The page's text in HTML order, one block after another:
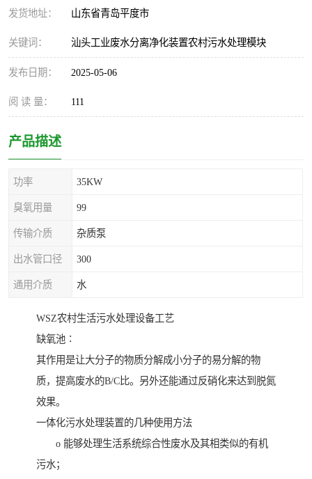
发货地址： 山东省青岛平度市
关键词： 汕头工业废水分离净化装置农村污水处理模块
发布日期： 2025-05-06
阅 读 量： 111
产品描述
功率 35KW
臭氧用量 99
传输介质 杂质泵
出水管口径 300
通用介质 水
WSZ农村生活污水处理设备工艺
缺氧池∶
其作用是让大分子的物质分解成小分子的易分解的物
质，提高废水的B/C比。另外还能通过反硝化来达到脱氮
效果。
一体化污水处理装置的几种使用方法
o 能够处理生活系统综合性废水及其相类似的有机
污水；